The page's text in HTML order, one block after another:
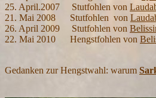
25. April.2007 Stutfohlen von
21. Mai 2008 Stutfohlen von
26. April 2009 Stutfohlen von
22. Mai 2010 Hengstfohlen von
Gedanken zur Hengstwahl: warum